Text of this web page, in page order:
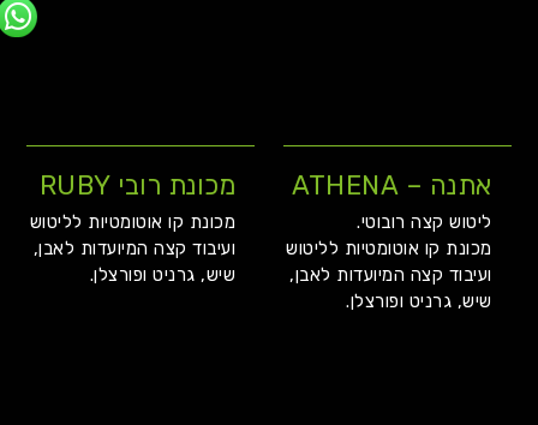
אתנה – ATHENA
ליטוש קצה רובוטי.
מכונת קו אוטומטיות לליטוש
ועיבוד קצה המיועדות לאבן,
שיש, גרניט ופורצלן.
מכונת רובי RUBY
מכונת קו אוטומטיות לליטוש
ועיבוד קצה המיועדות לאבן,
שיש, גרניט ופורצלן.